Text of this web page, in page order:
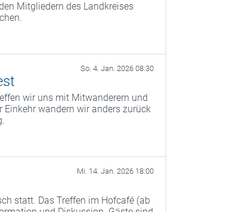
Mitgliedern des Landkreises
So. 4. Jan. 2026 08:30
wir uns mit Mitwanderern und
wandern wir anders zurück
Mi. 14. Jan. 2026 18:00
statt. Das Treffen im Hofcafé (ab